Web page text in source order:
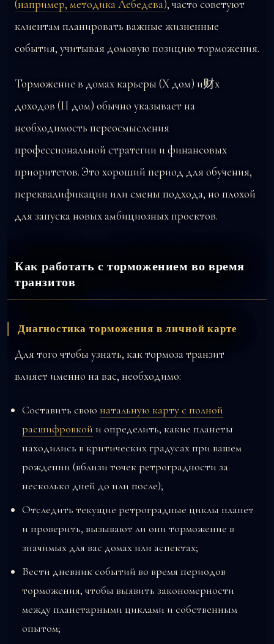
(например, методика Лебедева), часто советуют
клиентам планировать важные жизненные
события, учитывая домовую позицию торможения.
Торможение в домах карьеры (X дом) и财х
доходов (II дом) обычно указывает на
необходимость переосмысления
профессиональной стратегии и финансовых
приоритетов. Это хороший период для обучения,
переквалификации или смены подхода, но плохой
для запуска новых амбициозных проектов.
Как работать с торможением во время
транзитов
Диагностика торможения в личной карте
Для того чтобы узнать, как тормоза транзит
влияет именно на вас, необходимо:
Составить свою натальную карту с полной
расшифровкой и определить, какие планеты
находились в критических градусах при вашем
рождении (вблизи точек ретроградности за
несколько дней до или после);
Отследить текущие ретроградные циклы планет
и проверить, вызывают ли они торможение в
значимых для вас домах или аспектах;
Вести дневник событий во время периодов
торможения, чтобы выявить закономерности
между планетарными циклами и собственным
опытом;